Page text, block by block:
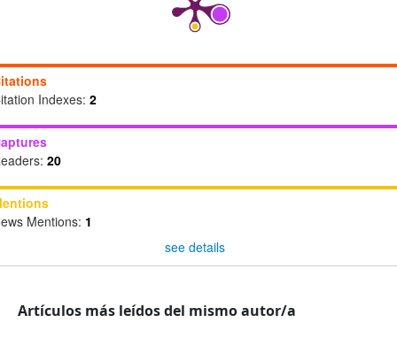
Indexes: 2
20
Mentions: 1
see details
Artículos más leídos del mismo autor/a